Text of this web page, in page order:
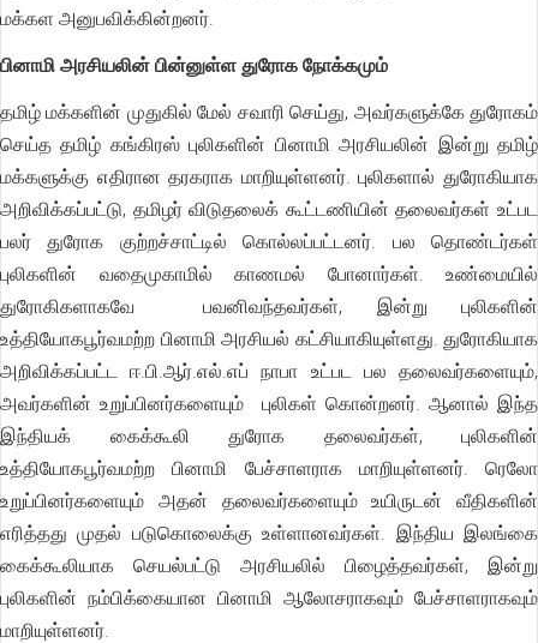
மக்கள அனுபவிக்கின்றனர்.
பினாமி அரசியலின் பின்னுள்ள துரோக நோக்கமும்
தமிழ் மக்களின் முதுகில் மேல் சவாரி செய்து, அவர்களுக்கே துரோகம்
செய்த தமிழ் கங்கிரஸ் புலிகளின் பினாமி அரசியலின் இன்று தமிழ்
மக்களுக்கு எதிரான தரகராக மாறியுள்ளனர். புலிகளால் துரோகியாக
அறிவிக்கப்பட்டு, தமிழர் விடுதலைக் கூட்டணியின் தலைவர்கள் உட்பட
பலர் துரோக குற்றச்சாட்டில் கொல்லப்பட்டனர். பல தொண்டர்கள்
புலிகளின் வதைமுகாமில் காணமல் போனார்கள். உண்மையில்
துரோகிகளாகவே பவனிவந்தவர்கள், இன்று புலிகளின்
உத்தியோகபூர்வமற்ற பினாமி அரசியல் கட்சியாகியுள்ளது. துரோகியாக
அறிவிக்கப்பட்ட ஈ.பி.ஆர்.எல்.எப் நாபா உட்பட பல தலைவர்களையும்,
அவர்களின் உறுப்பினர்களையும் புலிகள் கொன்றனர். ஆனால் இந்த
இந்தியக் கைக்கூலி துரோக தலைவர்கள், புலிகளின்
உத்தியோகபூர்வமற்ற பினாமி பேச்சாளராக மாறியுள்ளனர். ரெலோ
உறுப்பினர்களையும் அதன் தலைவர்களையும் உயிருடன் வீதிகளின்
எரித்தது முதல் படுகொலைக்கு உள்ளானவர்கள். இந்திய இலங்கை
கைக்கூலியாக செயல்பட்டு அரசியலில் பிழைத்தவர்கள், இன்று
புலிகளின் நம்பிக்கையான பினாமி ஆலோசராகவும் பேச்சாளராகவும்
மாறியுள்ளனர்.